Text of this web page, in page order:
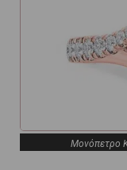
Μονόπετρο